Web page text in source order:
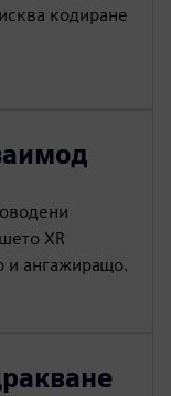
кодиране
XR
и ангажиращо.